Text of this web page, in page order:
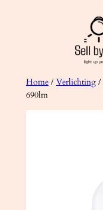
Home/ Verlichting/
690lm